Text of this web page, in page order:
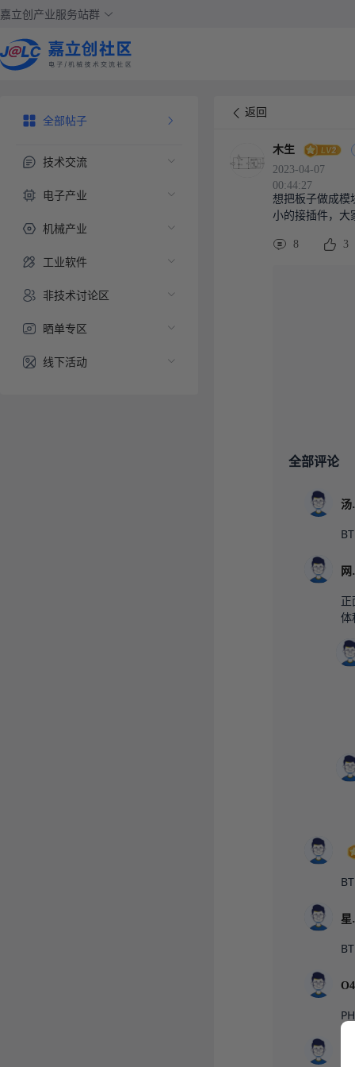
嘉立创产业服务站群
全部帖子
技术交流
电子产业
机械产业
工业软件
非技术讨论区
晒单专区
线下活动
返回
木生
2023-04-07
00:44:27
想把板子做成模
小的接插件，大
8 3
全部评论
正
体